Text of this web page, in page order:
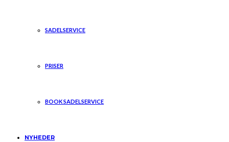
SADELSERVICE
PRISER
BOOK SADELSERVICE
NYHEDER